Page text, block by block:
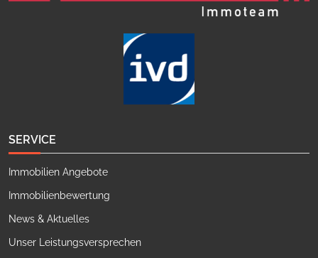
SERVICE
Immobilien Angebote
Immobilienbewertung
News & Aktuelles
Unser Leistungsversprechen